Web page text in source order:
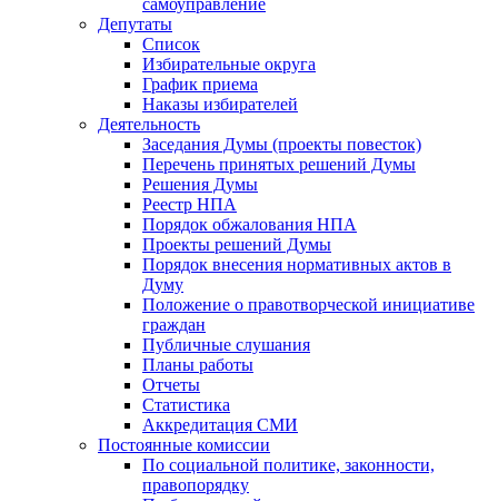
самоуправление
Депутаты
Список
Избирательные округа
График приема
Наказы избирателей
Деятельность
Заседания Думы (проекты повесток)
Перечень принятых решений Думы
Решения Думы
Реестр НПА
Порядок обжалования НПА
Проекты решений Думы
Порядок внесения нормативных актов в
Думу
Положение о правотворческой инициативе
граждан
Публичные слушания
Планы работы
Отчеты
Статистика
Аккредитация СМИ
Постоянные комиссии
По социальной политике, законности,
правопорядку